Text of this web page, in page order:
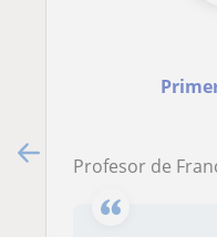
Profesor de Francés e Inglés como lenguas